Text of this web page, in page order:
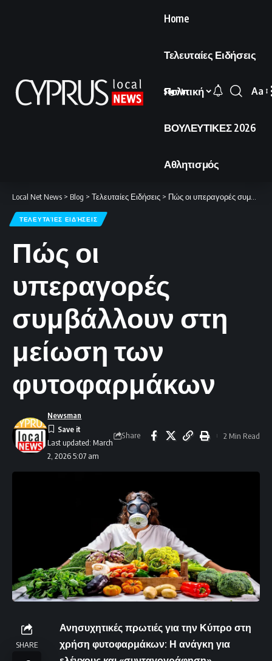
Home
Τελευταίες Ειδήσεις
Πολιτική
ΒΟΥΛΕΥΤΙΚΕΣ 2026
Αθλητισμός
Sign In
Font
Aa
Local Net News > Blog > Τελευταίες Ειδήσεις > Πώς οι υπεραγορές συμβάλλουν στη μείωση των φυτοφαρμάκων
ΤΕΛΕΥΤΑΊΕΣ ΕΙΔΉΣΕΙΣ
Πώς οι
υπεραγορές
συμβάλλουν στη
μείωση των
φυτοφαρμάκων
Last updated: March
2, 2026 5:07 am
Newsman
Share 2 Min Read
SHARE
Ανησυχητικές πρωτιές για την Κύπρο στη
χρήση φυτοφαρμάκων: Η ανάγκη για